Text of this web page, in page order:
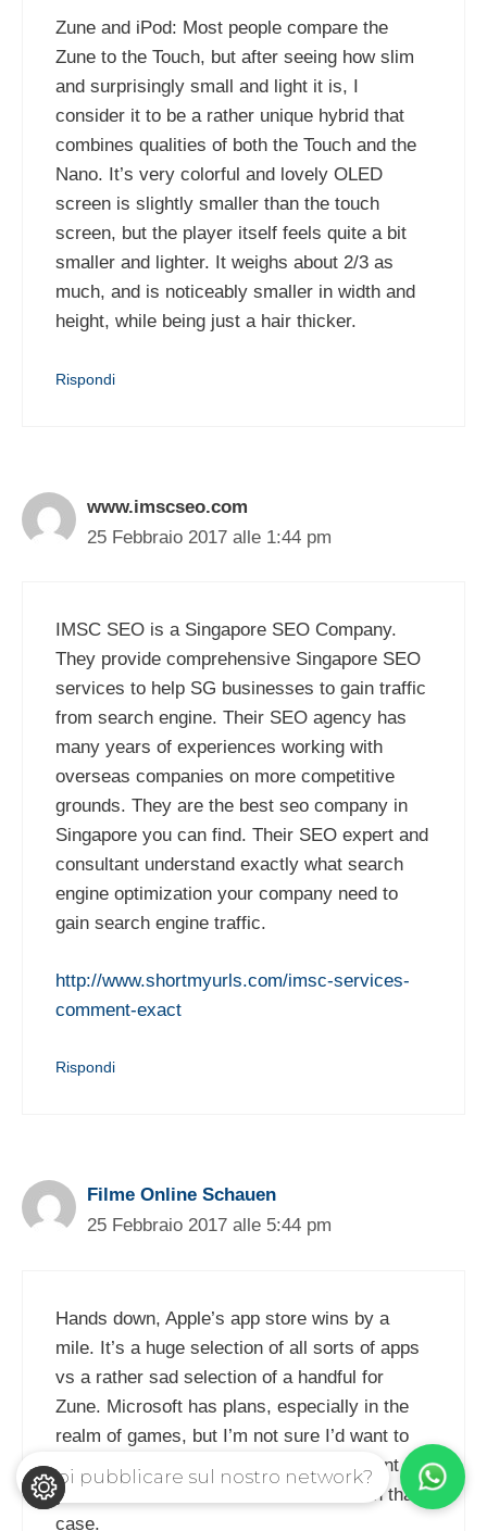
Zune and iPod: Most people compare the
Zune to the Touch, but after seeing how slim
and surprisingly small and light it is, I
consider it to be a rather unique hybrid that
combines qualities of both the Touch and the
Nano. It’s very colorful and lovely OLED
screen is slightly smaller than the touch
screen, but the player itself feels quite a bit
smaller and lighter. It weighs about 2/3 as
much, and is noticeably smaller in width and
height, while being just a hair thicker.
Rispondi
www.imscseo.com
25 Febbraio 2017 alle 1:44 pm
IMSC SEO is a Singapore SEO Company.
They provide comprehensive Singapore SEO
services to help SG businesses to gain traffic
from search engine. Their SEO agency has
many years of experiences working with
overseas companies on more competitive
grounds. They are the best seo company in
Singapore you can find. Their SEO expert and
consultant understand exactly what search
engine optimization your company need to
gain search engine traffic.
http://www.shortmyurls.com/imsc-services-
comment-exact
Rispondi
Filme Online Schauen
25 Febbraio 2017 alle 5:44 pm
Hands down, Apple’s app store wins by a
mile. It’s a huge selection of all sorts of apps
vs a rather sad selection of a handful for
Zune. Microsoft has plans, especially in the
realm of games, but I’m not sure I’d want to
bet on the future if this aspect is important to
you. The iPod is a much better choice in that
case.
Vuoi pubblicare sul nostro network?